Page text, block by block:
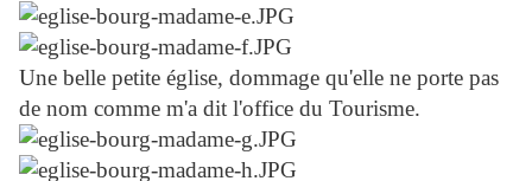
Une belle petite église, dommage qu'elle ne porte pas
de nom comme m'a dit l'office du Tourisme.